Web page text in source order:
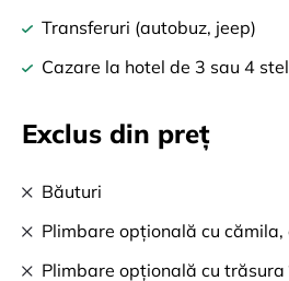
Transferuri (autobuz, jeep)
Cazare la hotel de 3 sau 4
Exclus din preț
Băuturi
Plimbare opțională cu
Plimbare opțională cu trăsura